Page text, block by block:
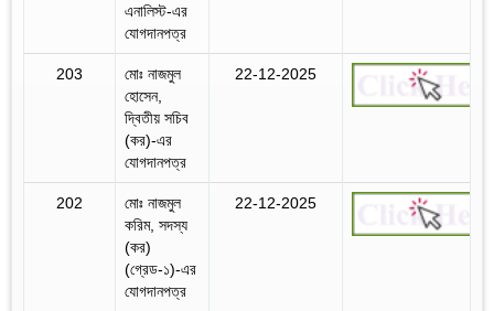
এনালিস্ট-এর
যোগদানপত্র
203
মোঃ নাজমুল
হোসেন,
দ্বিতীয় সচিব
(কর)-এর
যোগদানপত্র
22-12-2025
202
মোঃ নাজমুল
করিম, সদস্য
(কর)
(গ্রেড-১)-এর
যোগদানপত্র
22-12-2025